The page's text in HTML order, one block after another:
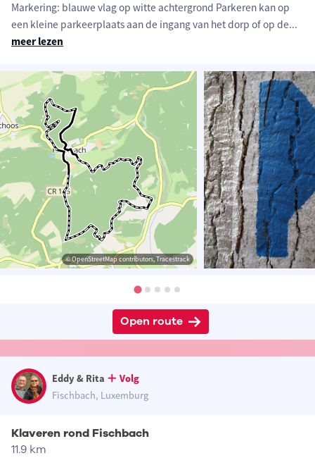
Markering: blauwe vlag op witte achtergrond Parkeren kan op
een kleine parkeerplaats aan de ingang van het dorp of op de...
meer lezen
© OpenStreetMap contributors, Tracestrack
Open route
Eddy & Rita
Volg
Fischbach, Luxemburg
Klaveren rond Fischbach
11.9 km